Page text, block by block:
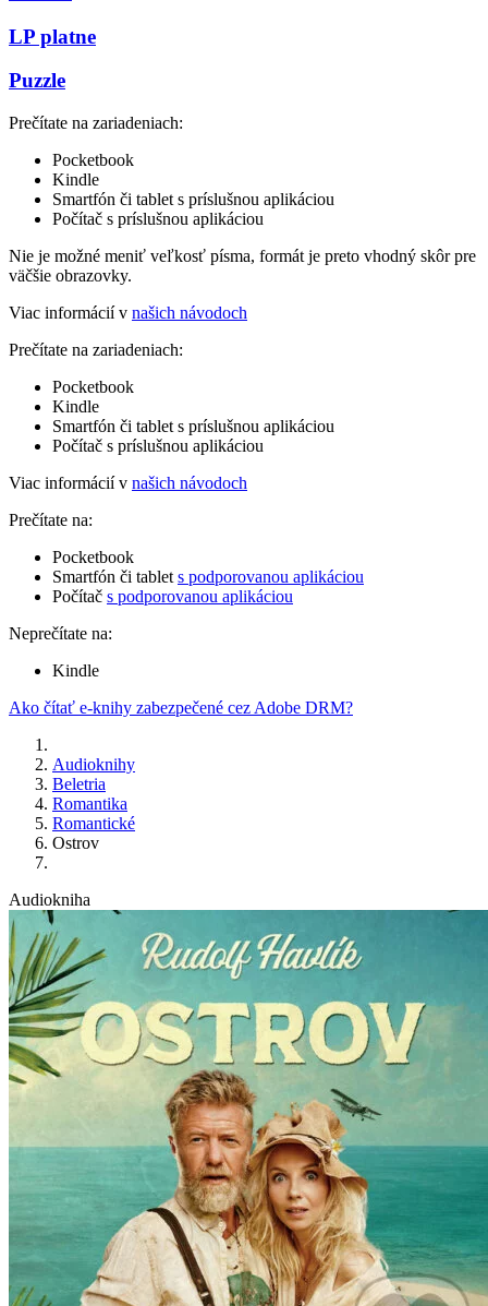
LP platne
Puzzle
Prečítate na zariadeniach:
Pocketbook
Kindle
Smartfón či tablet s príslušnou aplikáciou
Počítač s príslušnou aplikáciou
Nie je možné meniť veľkosť písma, formát je preto vhodný skôr pre
väčšie obrazovky.
Viac informácií v našich návodoch
Prečítate na zariadeniach:
Pocketbook
Kindle
Smartfón či tablet s príslušnou aplikáciou
Počítač s príslušnou aplikáciou
Viac informácií v našich návodoch
Prečítate na:
Pocketbook
Smartfón či tablet s podporovanou aplikáciou
Počítač s podporovanou aplikáciou
Neprečítate na:
Kindle
Ako čítať e-knihy zabezpečené cez Adobe DRM?
Audioknihy
Beletria
Romantika
Romantické
Ostrov
Audiokniha